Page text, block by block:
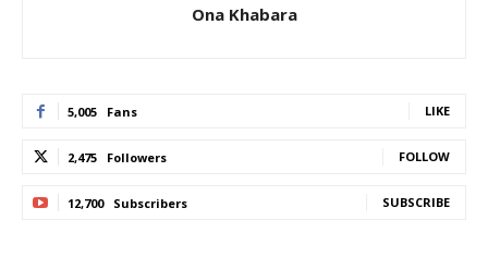
Ona Khabara
5,005 Fans LIKE
2,475 Followers FOLLOW
12,700 Subscribers SUBSCRIBE